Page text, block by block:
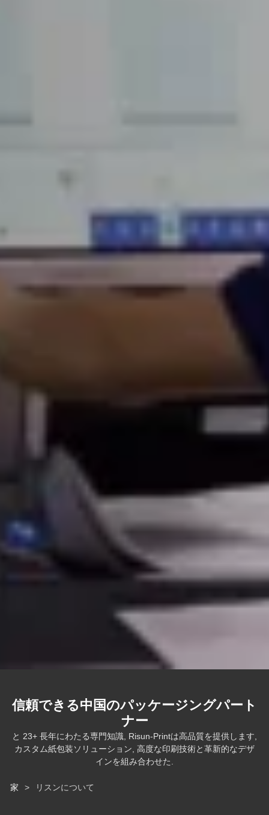
信頼できる中国のパッケージングパート
ナー
と 23+ 長年にわたる専門知識, Risun-Printは高品質を提供します,
カスタム紙包装ソリューション, 高度な印刷技術と革新的なデザ
インを組み合わせた.
家 > リスンについて